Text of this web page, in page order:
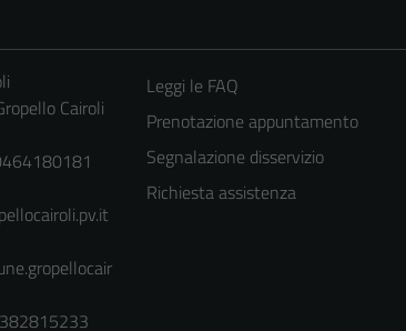
Cairoli
Leggi le FAQ
Prenotazione appuntamento
Segnalazione disservizio
Richiesta assistenza